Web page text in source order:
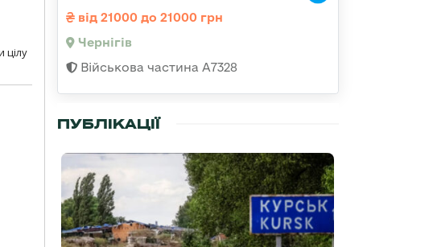
цілу
від 21000 до 21000 грн
Чернігів
Військова частина А7328
ПУБЛІКАЦІЇ